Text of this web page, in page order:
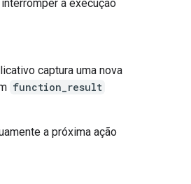
a execução
captura uma nova
function_result
a próxima ação